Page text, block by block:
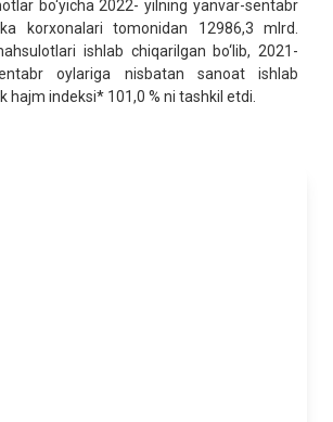
bo‘yicha 2022- yilning yanvar-sentabr
korxonalari tomonidan 12986,3 mlrd.
ishlab chiqarilgan bo‘lib, 2021-
oylariga nisbatan sanoat ishlab
hajm indeksi* 101,0 % ni tashkil etdi.